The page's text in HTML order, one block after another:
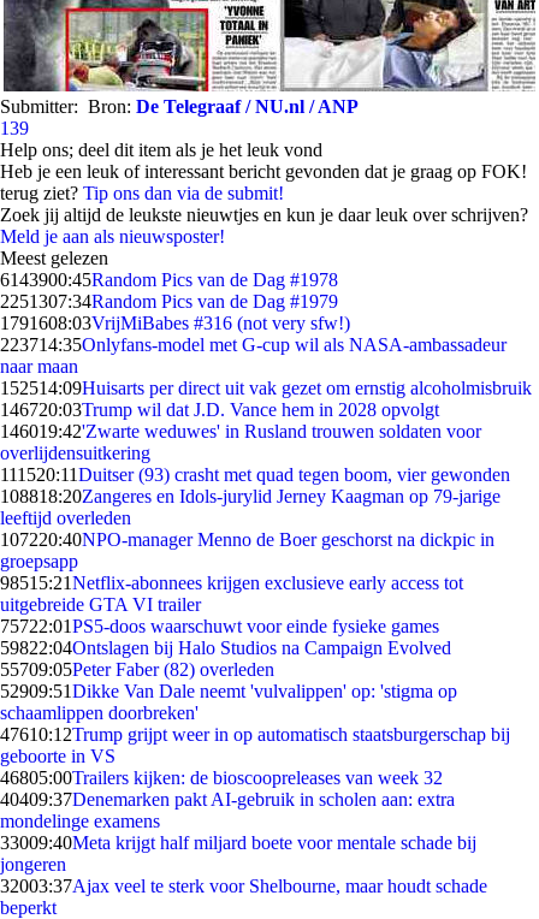
Submitter: Bron: De Telegraaf / NU.nl / ANP
139
Help ons; deel dit item als je het leuk vond
Heb je een leuk of interessant bericht gevonden dat je graag op FOK!
terug ziet? Tip ons dan via de submit!
Zoek jij altijd de leukste nieuwtjes en kun je daar leuk over schrijven?
Meld je aan als nieuwsposter!
Meest gelezen
6143900:45Random Pics van de Dag #1978
2251307:34Random Pics van de Dag #1979
1791608:03VrijMiBabes #316 (not very sfw!)
223714:35Onlyfans-model met G-cup wil als NASA-ambassadeur
naar maan
152514:09Huisarts per direct uit vak gezet om ernstig alcoholmisbruik
146720:03Trump wil dat J.D. Vance hem in 2028 opvolgt
146019:42'Zwarte weduwes' in Rusland trouwen soldaten voor
overlijdensuitkering
111520:11Duitser (93) crasht met quad tegen boom, vier gewonden
108818:20Zangeres en Idols-jurylid Jerney Kaagman op 79-jarige
leeftijd overleden
107220:40NPO-manager Menno de Boer geschorst na dickpic in
groepsapp
98515:21Netflix-abonnees krijgen exclusieve early access tot
uitgebreide GTA VI trailer
75722:01PS5-doos waarschuwt voor einde fysieke games
59822:04Ontslagen bij Halo Studios na Campaign Evolved
55709:05Peter Faber (82) overleden
52909:51Dikke Van Dale neemt 'vulvalippen' op: 'stigma op
schaamlippen doorbreken'
47610:12Trump grijpt weer in op automatisch staatsburgerschap bij
geboorte in VS
46805:00Trailers kijken: de bioscoopreleases van week 32
40409:37Denemarken pakt AI-gebruik in scholen aan: extra
mondelinge examens
33009:40Meta krijgt half miljard boete voor mentale schade bij
jongeren
32003:37Ajax veel te sterk voor Shelbourne, maar houdt schade
beperkt